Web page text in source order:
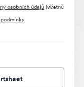
osobních údajů(včetně